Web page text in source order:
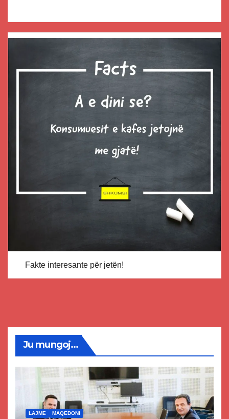
Fakte interesante për jetën!
Ju mungoj...
LAJME MAQEDONI